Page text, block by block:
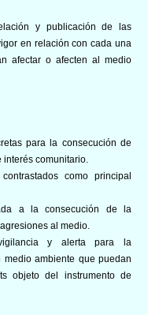
y publicación de las
en relación con cada una
afectar o afecten al medio
para la consecución de
interés comunitario.
como principal
a la consecución de la
al medio.
y alerta para la
ambiente que puedan
objeto del instrumento de